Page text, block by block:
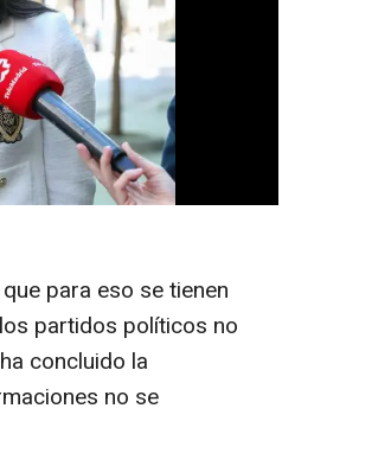
habilitadas para ello.
va a una pared, a un
un cartel", ha deslizado
tras una visita al
La Paz
para eso se tienen
partidos políticos no
concluido la
no se